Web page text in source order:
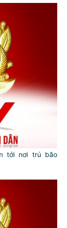
tới nơi trú bão